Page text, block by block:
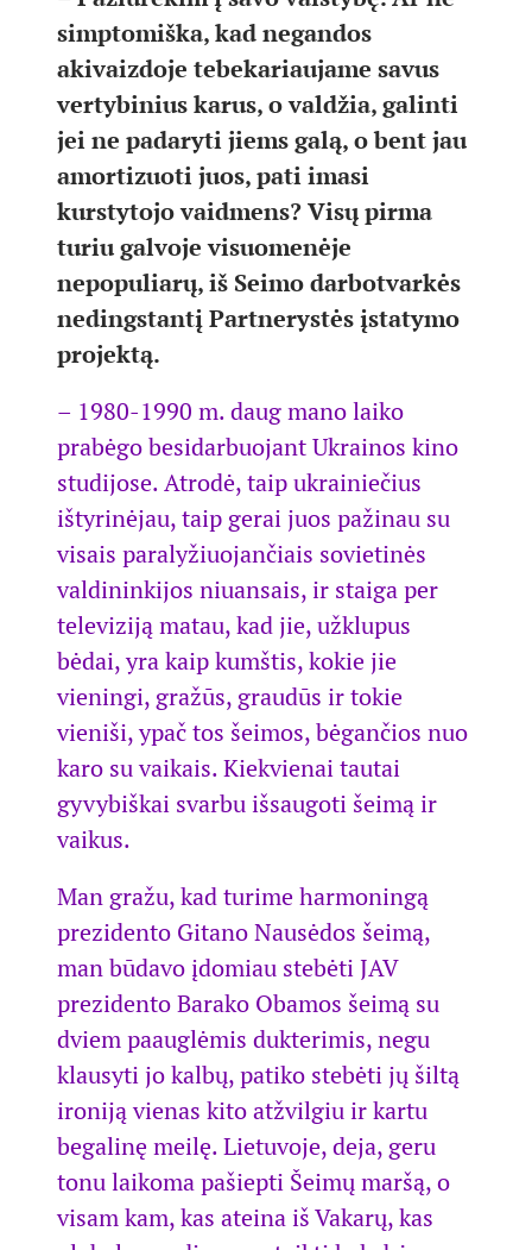
simptomiška, kad negandos
akivaizdoje tebekariaujame savus
vertybinius karus, o valdžia, galinti
jei ne padaryti jiems galą, o bent jau
amortizuoti juos, pati imasi
kurstytojo vaidmens? Visų pirma
turiu galvoje visuomenėje
nepopuliarų, iš Seimo darbotvarkės
nedingstantį Partnerystės įstatymo
projektą.
– 1980-1990 m. daug mano laiko
prabėgo besidarbuojant Ukrainos kino
studijose. Atrodė, taip ukrainiečius
ištyrinėjau, taip gerai juos pažinau su
visais paralyžiuojančiais sovietinės
valdininkijos niuansais, ir staiga per
televiziją matau, kad jie, užklupus
bėdai, yra kaip kumštis, kokie jie
vieningi, gražūs, graudūs ir tokie
vieniši, ypač tos šeimos, bėgančios nuo
karo su vaikais. Kiekvienai tautai
gyvybiškai svarbu išsaugoti šeimą ir
vaikus.
Man gražu, kad turime harmoningą
prezidento Gitano Nausėdos šeimą,
man būdavo įdomiau stebėti JAV
prezidento Barako Obamos šeimą su
dviem paauglėmis dukterimis, negu
klausyti jo kalbų, patiko stebėti jų šiltą
ironiją vienas kito atžvilgiu ir kartu
begalinę meilę. Lietuvoje, deja, geru
tonu laikoma pašiepti Šeimų maršą, o
visam kam, kas ateina iš Vakarų, kas